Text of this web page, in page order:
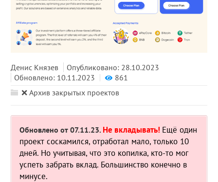
Денис Князев
Опубликовано: 28.10.2023
Обновлено: 10.11.2023
861
❌ Архив закрытых проектов
Обновлено от 07.11.23. Не вкладывать! Ещё один
проект соскамился, отработал мало, только 10
дней. Но учитывая, что это копилка, кто-то мог
успеть забрать вклад. Большинство конечно в
минусе.